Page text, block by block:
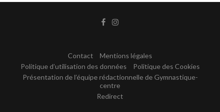
Contact
Mentions légales
Politique d’utilisation des données
Politique des Cookies
Présentation de l’équipe rédactionnelle de Gymnastique-
centre
Redirect